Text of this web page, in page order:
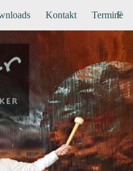
Kontakt Termine
F